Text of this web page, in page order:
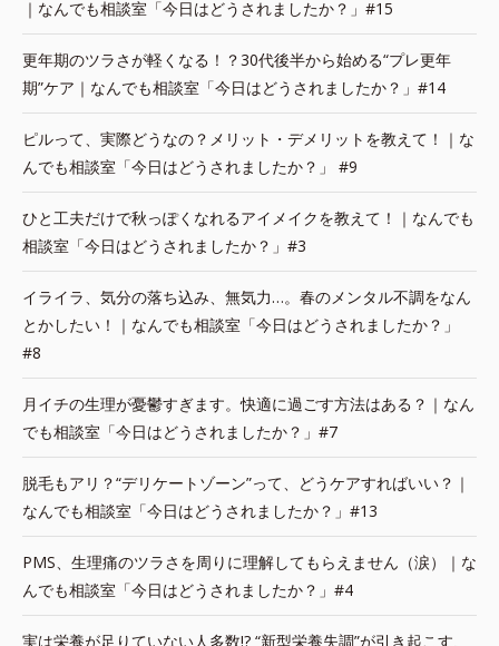
｜なんでも相談室「今日はどうされましたか？」#15
更年期のツラさが軽くなる！？30代後半から始める“プレ更年
期”ケア｜なんでも相談室「今日はどうされましたか？」#14
ピルって、実際どうなの？メリット・デメリットを教えて！｜な
んでも相談室「今日はどうされましたか？」 #9
ひと工夫だけで秋っぽくなれるアイメイクを教えて！｜なんでも
相談室「今日はどうされましたか？」#3
イライラ、気分の落ち込み、無気力…。春のメンタル不調をなん
とかしたい！｜なんでも相談室「今日はどうされましたか？」
#8
月イチの生理が憂鬱すぎます。快適に過ごす方法はある？｜なん
でも相談室「今日はどうされましたか？」#7
脱毛もアリ？“デリケートゾーン”って、どうケアすればいい？｜
なんでも相談室「今日はどうされましたか？」#13
PMS、生理痛のツラさを周りに理解してもらえません（涙）｜な
んでも相談室「今日はどうされましたか？」#4
実は栄養が足りていない人多数!? “新型栄養失調”が引き起こす、